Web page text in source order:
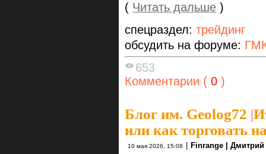
( Читать дальше )
спецраздел: трейдинг
обсудить на форуме:
653
Комментарии ( 0 )
Блог им. Geolog72 |
или как торговать
10 мая 2026, 15:08 Finrange |